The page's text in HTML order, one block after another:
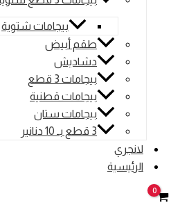
بيجامات شتوية
طقم أبيض
دشاديش
بيجامات 3 قطع
بيجامات قطنية
بيجامات ستان
3 قطع بـ 10 دنانير
لانجري
الرئيسية